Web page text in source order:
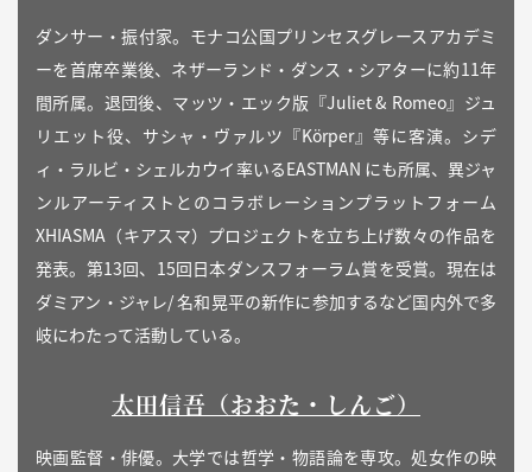
ダンサー・振付家。モナコ公国プリンセスグレースアカデミ
ーを首席卒業後、ネザーランド・ダンス・シアターに約11年
間所属。退団後、マッツ・エック版『Juliet & Romeo』ジュ
リエット役、サシャ・ヴァルツ『Körper』等に客演。シデ
ィ・ラルビ・シェルカウイ率いるEASTMAN にも所属、異ジャ
ンルアーティストとのコラボレーションプラットフォーム
XHIASMA（キアスマ）プロジェクトを立ち上げ数々の作品を
発表。第13回、15回日本ダンスフォーラム賞を受賞。現在は
ダミアン・ジャレ/ 名和晃平の新作に参加するなど国内外で多
岐にわたって活動している。
太田信吾（おおた・しんご）
映画監督・俳優。大学では哲学・物語論を専攻。処女作の映